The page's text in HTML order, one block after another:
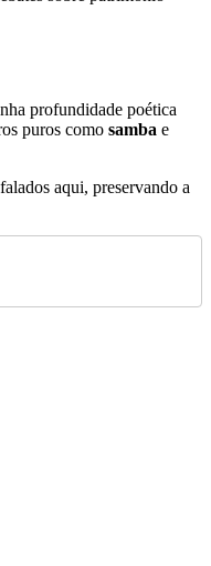
profundidade poética
puros como samba e
aqui, preservando a